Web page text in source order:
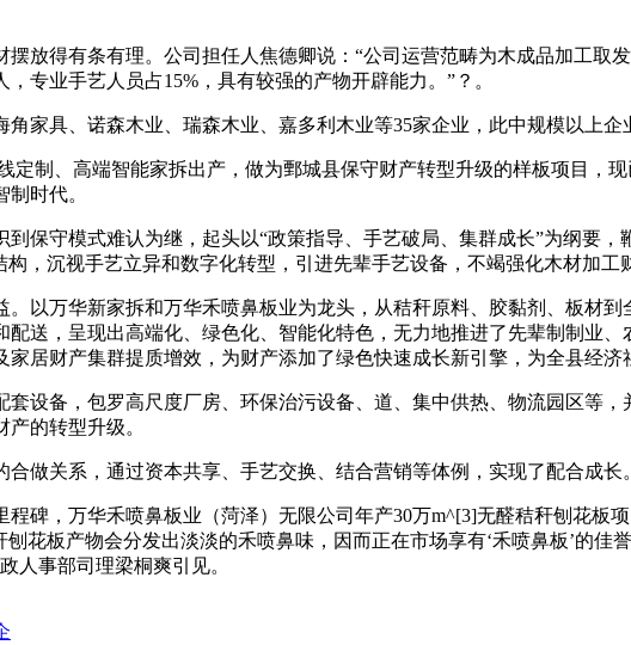
得有条有理。公司担任人焦德卿说：“公司运营范畴为木成品加工取
专业手艺人员占15%，具有较强的产物开辟能力。”？。
具、诺森木业、瑞森木业、嘉多利木业等35家企业，此中规模以上企
制、高端智能家拆出产，做为鄄城县保守财产转型升级的样板项目，
时代。
守模式难认为继，起头以“政策指导、手艺破局、集群成长”为纲要，
，沉视手艺立异和数字化转型，引进先辈手艺设备，不竭强化木材加工
万华新家拆和万华禾喷鼻板业为龙头，从秸秆原料、胶黏剂、板材到
送，呈现出高端化、绿色化、智能化特色，无力地推进了先辈制制业
居财产集群提质增效，为财产添加了绿色快速成长新引擎，为全县经济
备，包罗高尺度厂房、环保治污设备、道、集中供热、物流园区等，
的转型升级。
关系，通过资本共享、手艺交换、结合营销等体例，实现了配合成长。
，万华禾喷鼻板业（菏泽）无限公司年产30万m^[3]无醛秸秆刨花板
花板产物会分发出淡淡的禾喷鼻味，因而正在市场享有‘禾喷鼻板’的佳
人事部司理梁桐爽引见。